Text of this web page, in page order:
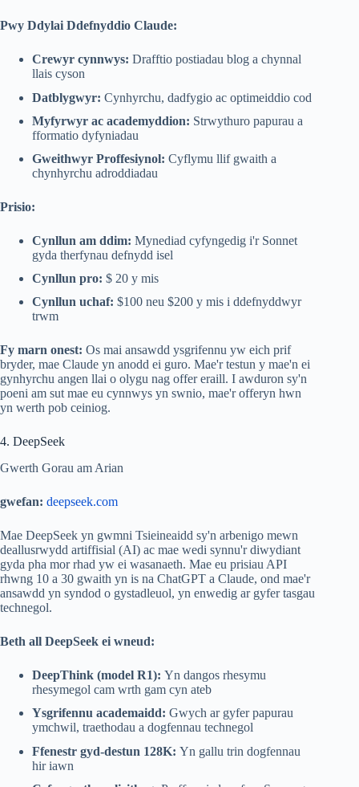
Pwy Ddylai Ddefnyddio Claude:
Crewyr cynnwys: Drafftio postiadau blog a chynnal
llais cyson
Datblygwyr: Cynhyrchu, dadfygio ac optimeiddio cod
Myfyrwyr ac academyddion: Strwythuro papurau a
fformatio dyfyniadau
Gweithwyr Proffesiynol: Cyflymu llif gwaith a
chynhyrchu adroddiadau
Prisio:
Cynllun am ddim: Mynediad cyfyngedig i'r Sonnet
gyda therfynau defnydd isel
Cynllun pro: $ 20 y mis
Cynllun uchaf: $100 neu $200 y mis i ddefnyddwyr
trwm
Fy marn onest: Os mai ansawdd ysgrifennu yw eich prif
bryder, mae Claude yn anodd ei guro. Mae'r testun y mae'n ei
gynhyrchu angen llai o olygu nag offer eraill. I awduron sy'n
poeni am sut mae eu cynnwys yn swnio, mae'r offeryn hwn
yn werth pob ceiniog.
4. DeepSeek
Gwerth Gorau am Arian
gwefan: deepseek.com
Mae DeepSeek yn gwmni Tsieineaidd sy'n arbenigo mewn
deallusrwydd artiffisial (AI) ac mae wedi synnu'r diwydiant
gyda pha mor rhad yw ei wasanaeth. Mae eu prisiau API
rhwng 10 a 30 gwaith yn is na ChatGPT a Claude, ond mae'r
ansawdd yn syndod o gystadleuol, yn enwedig ar gyfer tasgau
technegol.
Beth all DeepSeek ei wneud:
DeepThink (model R1): Yn dangos rhesymu
rhesymegol cam wrth gam cyn ateb
Ysgrifennu academaidd: Gwych ar gyfer papurau
ymchwil, traethodau a dogfennau technegol
Ffenestr gyd-destun 128K: Yn gallu trin dogfennau
hir iawn